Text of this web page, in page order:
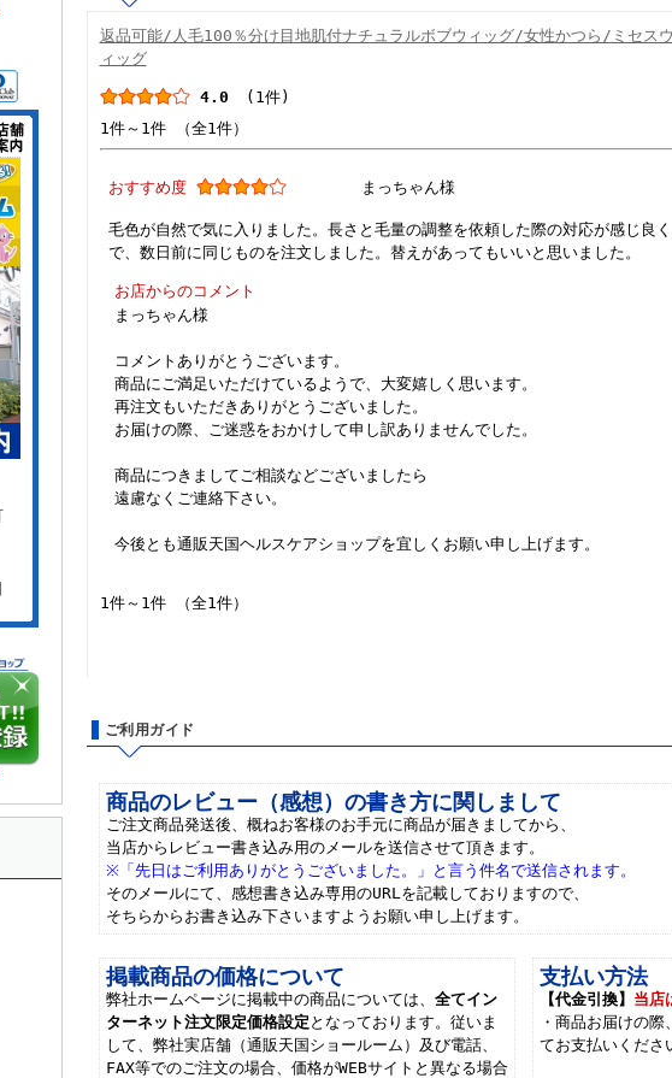
返品可能/人毛100％分け目地肌付ナチュラルボブウィッグ/女性かつら/ミセス
ィッグ
4.0 (1件)
1件～1件 （全1件）
おすすめ度 まっちゃん様
毛色が自然で気に入りました。長さと毛量の調整を依頼した際の対応が感じ良
で、数日前に同じものを注文しました。替えがあってもいいと思いました。
お店からのコメント
まっちゃん様
コメントありがとうございます。
商品にご満足いただけているようで、大変嬉しく思います。
再注文もいただきありがとうございました。
お届けの際、ご迷惑をおかけして申し訳ありませんでした。
商品につきましてご相談などございましたら
遠慮なくご連絡下さい。
今後とも通販天国ヘルスケアショップを宜しくお願い申し上げます。
1件～1件 （全1件）
ご利用ガイド
商品のレビュー（感想）の書き方に関しまして
ご注文商品発送後、概ねお客様のお手元に商品が届きましてから、
当店からレビュー書き込み用のメールを送信させて頂きます。
※「先日はご利用ありがとうございました。」と言う件名で送信されます。
そのメールにて、感想書き込み専用のURLを記載しておりますので、
そちらからお書き込み下さいますようお願い申し上げます。
掲載商品の価格について
弊社ホームページに掲載中の商品については、 全てイン
ターネット注文限定価格設定 となっております。従いま
して、弊社実店舗（通販天国ショールーム）及び電話、
FAX等でのご注文の場合、価格がWEBサイトと異なる場合
支払い方法
【代金引換】 当店
・商品お届けの
てお支払いくださ